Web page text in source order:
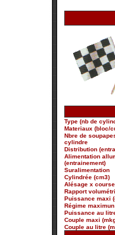
Type (nb de
Materiaux (bloc/
Nbre de
cylindre
Distribution
Alimentation
(entrainement)
Suralimentation
Cylindrée (cm3)
Alésage x
Rapport
Puissance maxi
Régime
Puissance au
Couple maxi
Couple au litre